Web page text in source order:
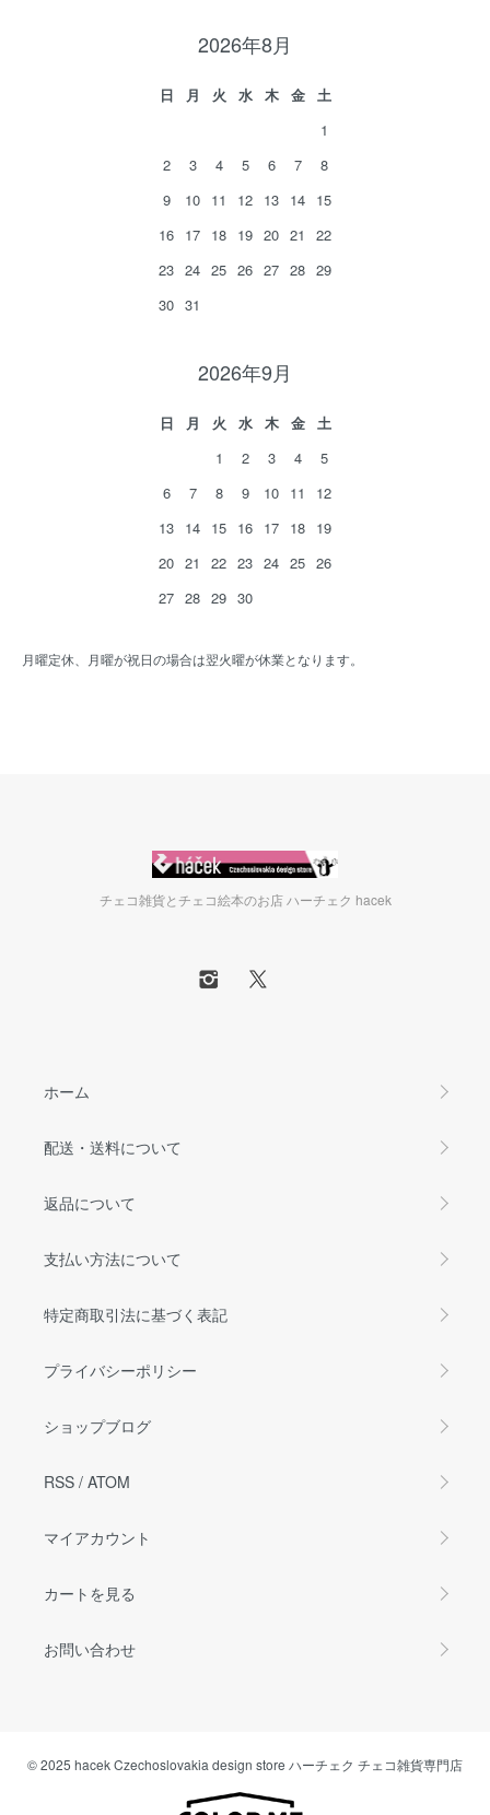
2026年8月
日 月 火 水 木 金
土
1
2
3 4 5 6 7
8
9
10 11 12 13 14 15
16 17 18 19 20 21
22
23 24 25 26 27 28 29
30 31
2026年9月
日 月 火 水 木 金
土
1
2 3 4
5
6
7 8 9 10 11
12
13 14 15 16 17 18 19
20 21 22 23 24 25 26
27 28 29 30
月曜定休、月曜が祝日の場合は翌火曜が休業となります。
チェコ雑貨とチェコ絵本のお店 ハーチェク hacek
ホーム
配送・送料について
返品について
支払い方法について
特定商取引法に基づく表記
プライバシーポリシー
ショップブログ
RSS / ATOM
マイアカウント
カートを見る
お問い合わせ
© 2025 hacek Czechoslovakia design store ハーチェク チェコ雑貨専門店